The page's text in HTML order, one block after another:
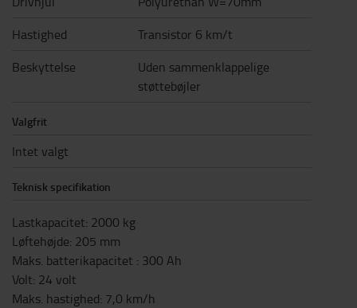
Hastighed
Transistor 6 km/t
Beskyttelse
Uden sammenklappelige
støttebøjler
Valgfrit
Intet valgt
Teknisk specifikation
Lastkapacitet: 2000 kg
Løftehøjde: 205 mm
Maks. batterikapacitet : 300 Ah
Volt: 24 volt
Maks. hastighed: 7,0 km/h